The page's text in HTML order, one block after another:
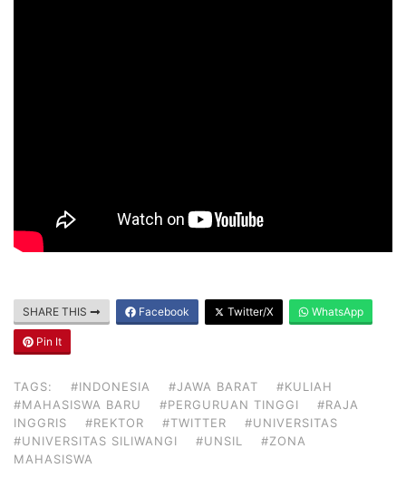
SHARE THIS Facebook Twitter/X WhatsApp
Pin It
TAGS: #INDONESIA #JAWA BARAT
#KULIAH
#MAHASISWA BARU
#PERGURUAN TINGGI
#RAJA
INGGRIS
#REKTOR #TWITTER
#UNIVERSITAS
#UNIVERSITAS SILIWANGI
#UNSIL
#ZONA
MAHASISWA